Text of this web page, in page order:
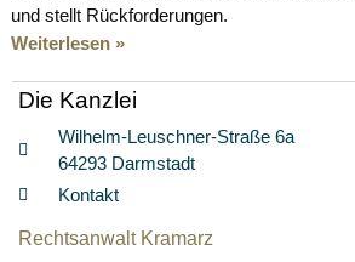
und stellt Rückforderungen.
Weiterlesen »
Die Kanzlei
Wilhelm-Leuschner-Straße 6a
64293 Darmstadt
Kontakt
Rechtsanwalt Kramarz